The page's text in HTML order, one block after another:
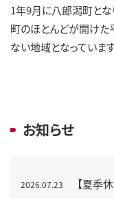
1年9月に八郎潟町とな
町のほとんどが開けた
ない地域となっています
お知らせ
2026.07.23
【夏季